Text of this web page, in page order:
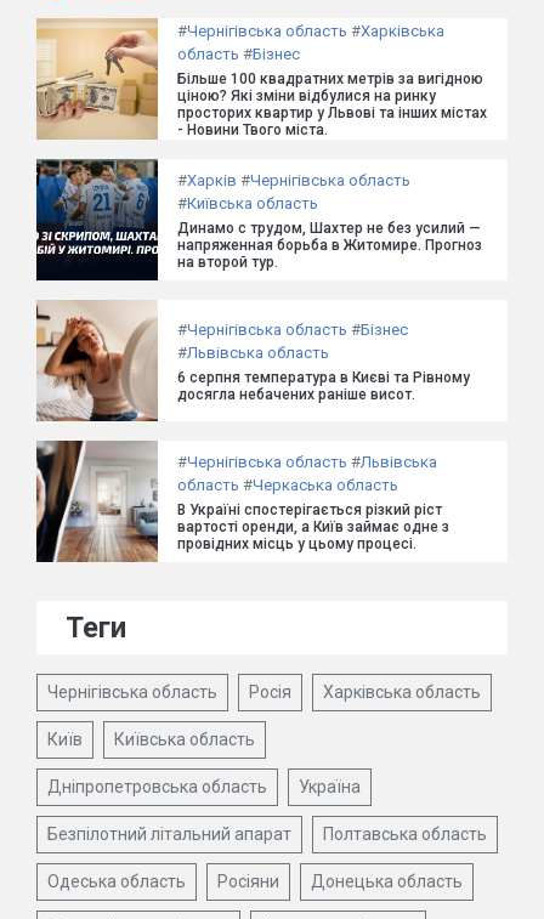
#Чернігівська область #Харківська
область #Бізнес
Більше 100 квадратних метрів за вигідною
ціною? Які зміни відбулися на ринку
просторих квартир у Львові та інших містах
- Новини Твого міста.
#Харків #Чернігівська область
#Київська область
Динамо с трудом, Шахтер не без усилий —
напряженная борьба в Житомире. Прогноз
на второй тур.
#Чернігівська область #Бізнес
#Львівська область
6 серпня температура в Києві та Рівному
досягла небачених раніше висот.
#Чернігівська область #Львівська
область #Черкаська область
В Україні спостерігається різкий ріст
вартості оренди, а Київ займає одне з
провідних місць у цьому процесі.
Теги
Чернігівська область Росія Харківська область
Київ Київська область
Дніпропетровська область Україна
Безпілотний літальний апарат Полтавська область
Одеська область Росіяни Донецька область